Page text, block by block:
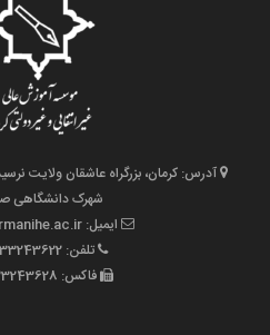
آدرس: کرمان، بزرگراه عاشقان ولایت
شهرک دانشگاهی
ایمیل: info@kermanihe.ac.ir
تلفن: 33243622-034
فاکس: 33243628-034